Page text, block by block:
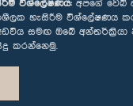
විශ්ලේෂණය: අපගේ වෙබ්
හැසිරීම විශ්ලේෂණය
සමඟ ඔබේ
කරන්නෙමු.